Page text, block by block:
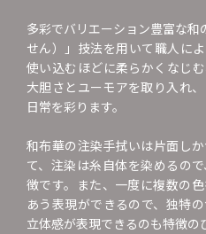
多彩でバリエーション豊富な和
せん）」技法を用いて職人に
使い込むほどに柔らかくなじ
大胆さとユーモアを取り入れ
日常を彩ります。
和布華の注染手拭いは片面し
て、注染は糸自体を染めるの
徴です。また、一度に複数の
あう表現ができるので、独特
立体感が表現できるのも特徴の